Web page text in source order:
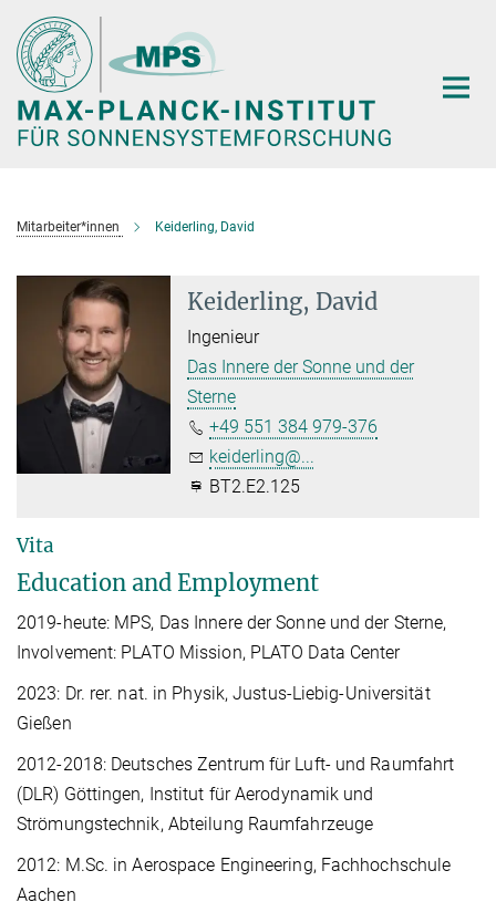
Hauptinhalt
Mitarbeiter*innen Keiderling, David
Keiderling, David
Ingenieur
Das Innere der Sonne und der
Sterne
+49 551 384 979-376
keiderling@...
BT2.E2.125
Vita
Education and Employment
2019-heute: MPS, Das Innere der Sonne und der Sterne,
Involvement: PLATO Mission, PLATO Data Center
2023: Dr. rer. nat. in Physik, Justus-Liebig-Universität
Gießen
2012-2018: Deutsches Zentrum für Luft- und Raumfahrt
(DLR) Göttingen, Institut für Aerodynamik und
Strömungstechnik, Abteilung Raumfahrzeuge
2012: M.Sc. in Aerospace Engineering, Fachhochschule
Aachen